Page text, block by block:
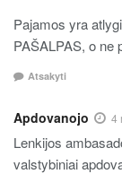
Pajamos yra
PAŠALPAS, o ne
Atsakyti
Apdovanojo 4
Lenkijos
valstybiniai